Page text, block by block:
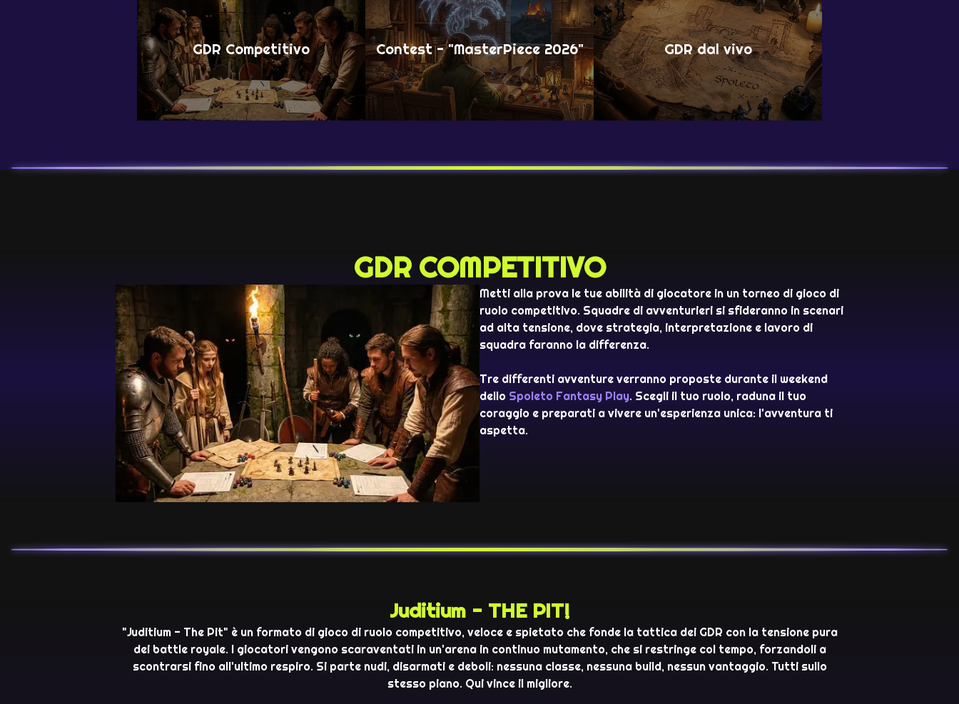
GDR Competitivo Contest - "MasterPiece 2026" GDR dal vivo
GDR COMPETITIVO
Metti alla prova le tue abilità di giocatore in un torneo di gioco di
ruolo competitivo. Squadre di avventurieri si sfideranno in scenari
ad alta tensione, dove strategia, interpretazione e lavoro di
squadra faranno la differenza.
Tre differenti avventure verranno proposte durante il weekend
dello Spoleto Fantasy Play. Scegli il tuo ruolo, raduna il tuo
coraggio e preparati a vivere un'esperienza unica: l'avventura ti
aspetta.
Juditium - THE PIT!
"Juditium - The Pit" è un formato di gioco di ruolo competitivo, veloce e spietato che fonde la tattica dei GDR con la tensione pura
dei battle royale. I giocatori vengono scaraventati in un'arena in continuo mutamento, che si restringe col tempo, forzandoli a
scontrarsi fino all'ultimo respiro. Si parte nudi, disarmati e deboli: nessuna classe, nessuna build, nessun vantaggio. Tutti sullo
stesso piano. Qui vince il migliore.